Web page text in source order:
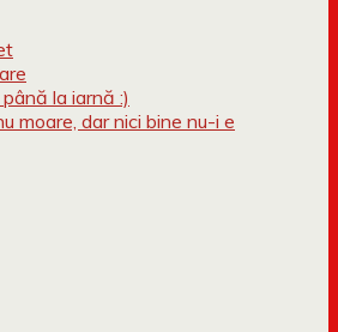
la iarnă :)
moare, dar nici bine nu-i e